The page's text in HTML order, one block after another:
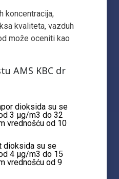
koncentracija,
kvaliteta, vazduh
može oceniti kao
AMS КBC dr
dioksida su se
3 µg/m3 do 32
vrednošću od 10
dioksida su se
4 µg/m3 do 15
vrednošću od 9